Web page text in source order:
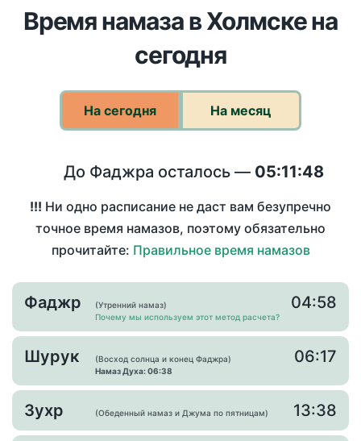
Время намаза в Холмске на
сегодня
На сегодня На месяц
До Фаджра осталось — 05:11:47
!!! Ни одно расписание не даст вам безупречно
точное время намазов, поэтому обязательно
прочитайте: Правильное время намазов
Фаджр
(Утренний намаз)
Почему мы используем этот метод расчета?
04:58
Шурук
(Восход солнца и конец Фаджра)
Намаз Духа: 06:38
06:17
Зухр (Обеденный намаз и Джума по пятницам) 13:38